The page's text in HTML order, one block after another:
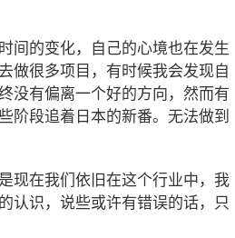
间的变化，自己的心境也在发生
做很多项目，有时候我会发现自
没有偏离一个好的方向，然而有
阶段追着日本的新番。无法做到
现在我们依旧在这个行业中，我
认识，说些或许有错误的话，只